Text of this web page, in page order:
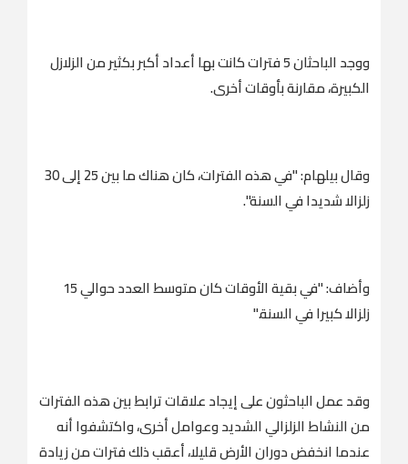
ووجد الباحثان 5 فترات كانت بها أعداد أكبر بكثير من الزلازل
الكبيرة، مقارنة بأوقات أخرى.
وقال بيلهام: "في هذه الفترات، كان هناك ما بين 25 إلى 30
زلزالا شديدا في السنة".
وأضاف: "في بقية الأوقات كان متوسط ​​العدد حوالي 15
زلزالا كبيرا في السنة."
وقد عمل الباحثون على إيجاد علاقات ترابط بين هذه الفترات
من النشاط الزلزالي الشديد وعوامل أخرى، واكتشفوا أنه
عندما انخفض دوران الأرض قليلا، أعقب ذلك فترات من زيادة